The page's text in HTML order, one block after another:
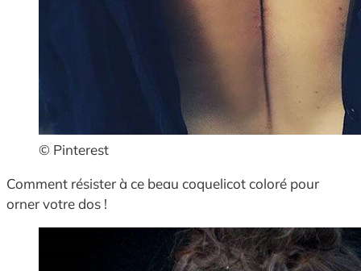
© Pinterest
Comment résister à ce beau coquelicot coloré pour
orner votre dos !